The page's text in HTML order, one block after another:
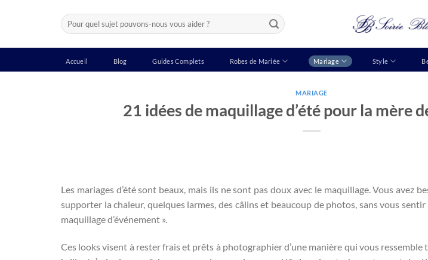
Recherche
pour :
Accueil Blog Guides Complets Robes de Mariée Mariage Style
MARIAGE
21 idées de maquillage d’été pour la mère
Les mariages d’été sont beaux, mais ils ne sont pas doux avec le maquillage. Vous avez
supporter la chaleur, quelques larmes, des câlins et beaucoup de photos, sans vous
maquillage d’événement ».
Ces looks visent à rester frais et prêts à photographier d’une manière qui vous